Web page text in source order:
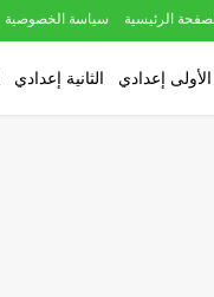
الرئيسية سياسة الخصوصية
الأولى إعدادي الثانية إعدادي